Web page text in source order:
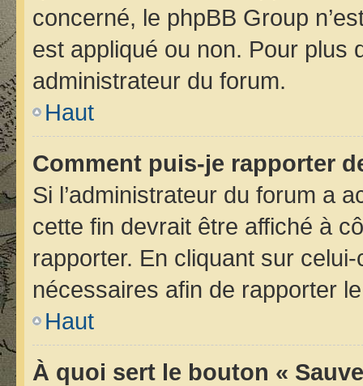
concerné, le phpBB Group
est appliqué ou non. Pour plus
administrateur du forum.
Haut
Comment puis-je rapporter
Si l’administrateur du forum a
cette fin devrait être affiché à
rapporter. En cliquant sur
nécessaires afin de rapporter
Haut
À quoi sert le bouton «